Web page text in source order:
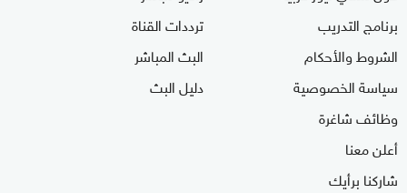
برنامج التدريب
الشروط والأحكام
سياسة الخصوصية
وظائف شاغرة
أعلن معنا
شاركنا برأيك
ترددات القناة
البث المباشر
دليل البث